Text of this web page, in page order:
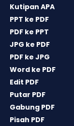
Kutipan APA
PPT ke PDF
PDF ke PPT
JPG ke PDF
PDF ke JPG
Word ke PDF
Edit PDF
Putar PDF
Gabung PDF
Pisah PDF